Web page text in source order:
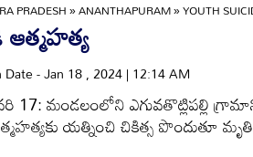
PRADESH»ANANTHAPURAM»YOUTH
Date - Jan 18 , 2024 | 12:14 AM
17: మండలంలోని ఎగువతొట్లిపల్లి
యత్నించి చికిత్స పొందుతూ